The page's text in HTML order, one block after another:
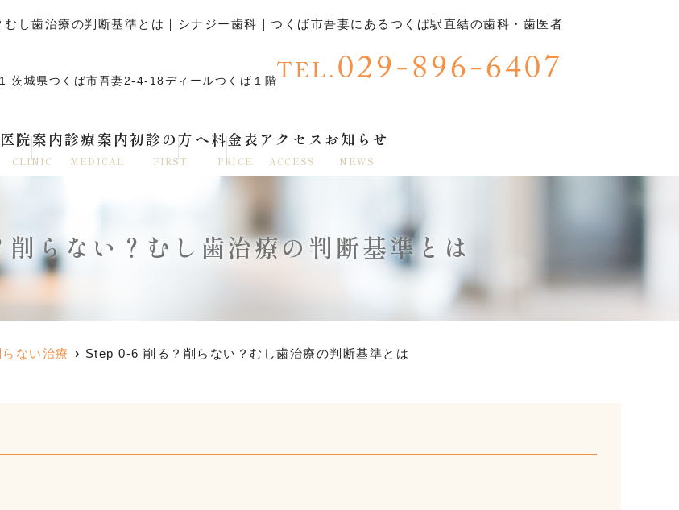
し歯治療の判断基準とは｜シナジー歯科｜つくば市吾妻にあるつくば駅直結の歯科・歯医者
茨城県つくば市吾妻2-4-18ディールつくば１階TEL.029-896-6407
医院案内
CLINIC
診療案内
MEDICAL
初診の方へ
FIRST
料金表
PRICE
アクセス
ACCESS
お知らせ
NEWS
らない？むし歯治療の判断基準とは
ない治療 Step 0-6 削る？削らない？むし歯治療の判断基準とは